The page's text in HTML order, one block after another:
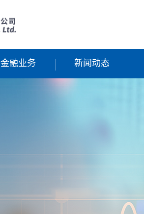
金融业务 新闻动态